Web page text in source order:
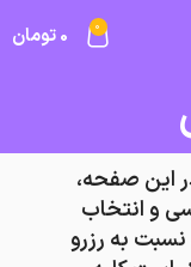
0
0تومان
این صفحه،
و انتخاب
نسبت به رزرو